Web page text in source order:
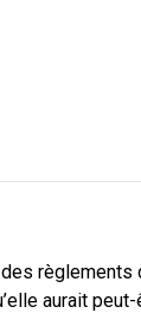
des règlements
aurait